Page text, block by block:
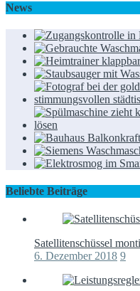
News
Beliebte Beiträge
Satellitenschüssel
6. Dezember 2018 9